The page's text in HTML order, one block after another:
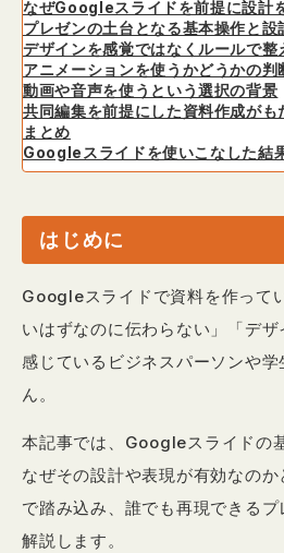
なぜGoogleスライドを前提に設計
プレゼンの土台となる基本操作と設
デザインを感覚ではなくルールで整
アニメーションを使うかどうかの判
動画や音声を使うという選択の背景
共同編集を前提にした資料作成がも
まとめ
Googleスライドを使いこなした結
はじめに
Googleスライドで資料を作って
いはずなのに伝わらない」「デ
感じているビジネスパーソンや
ん。
本記事では、Googleスライドの
なぜその設計や表現が有効なの
で踏み込み、誰でも再現できる
解説します。